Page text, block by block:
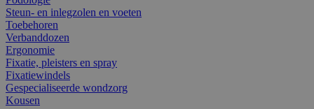
Steun- en inlegzolen en voeten
Toebehoren
Verbanddozen
Ergonomie
Fixatie, pleisters en spray
Fixatiewindels
Gespecialiseerde wondzorg
Kousen